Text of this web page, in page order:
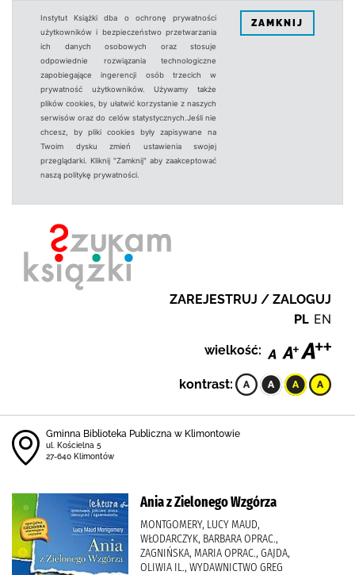
Instytut Książki dba o ochronę prywatności
użytkowników i bezpieczeństwo przetwarzania
ich danych osobowych oraz stosuje
odpowiednie rozwiązania technologiczne
zapobiegające ingerencji osób trzecich w
prywatność użytkowników. Używamy także
plików cookies, by ułatwić korzystanie z naszych
serwisów oraz do celów statystycznych.Jeśli nie
chcesz, by pliki cookies były zapisywane na
Twoim dysku zmień ustawienia swojej
przeglądarki. Kliknij "Zamknij" aby zaakceptować
naszą politykę prywatności.
ZAMKNIJ
ZAREJESTRUJ / ZALOGUJ
PL EN
wielkość:
kontrast:
Gminna Biblioteka Publiczna w Klimontowie
ul. Kościelna 5
27-640 Klimontów
Ania z Zielonego Wzgórza
MONTGOMERY, LUCY MAUD,
WŁODARCZYK, BARBARA OPRAC.,
ZAGNIŃSKA, MARIA OPRAC., GAJDA,
OLIWIA IL., WYDAWNICTWO GREG